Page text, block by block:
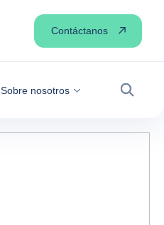
Sobre nosotros
Buscar
Contáctanos